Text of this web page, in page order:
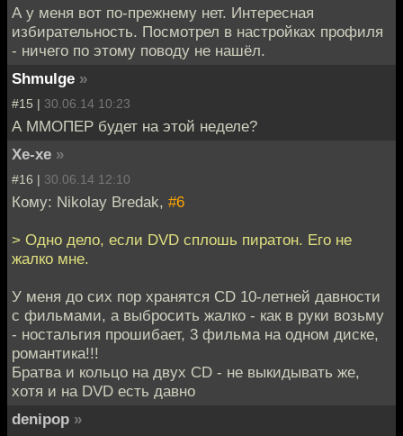
А у меня вот по-прежнему нет. Интересная
избирательность. Посмотрел в настройках профиля
- ничего по этому поводу не нашёл.
Shmulge »
#15 | 30.06.14 10:23
А ММОПЕР будет на этой неделе?
Хе-хе »
#16 | 30.06.14 12:10
Кому: Nikolay Bredak, #6
> Одно дело, если DVD сплошь пиратон. Его не
жалко мне.
У меня до сих пор хранятся CD 10-летней давности
с фильмами, а выбросить жалко - как в руки возьму
- ностальгия прошибает, 3 фильма на одном диске,
романтика!!!
Братва и кольцо на двух CD - не выкидывать же,
хотя и на DVD есть давно
denipop »